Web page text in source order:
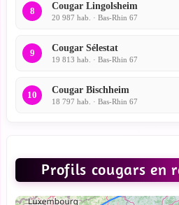
8 Cougar Lingolsheim
20 987 hab. · Bas-Rhin 67
9 Cougar Sélestat
19 813 hab. · Bas-Rhin 67
10 Cougar Bischheim
18 797 hab. · Bas-Rhin 67
Profils cougars en